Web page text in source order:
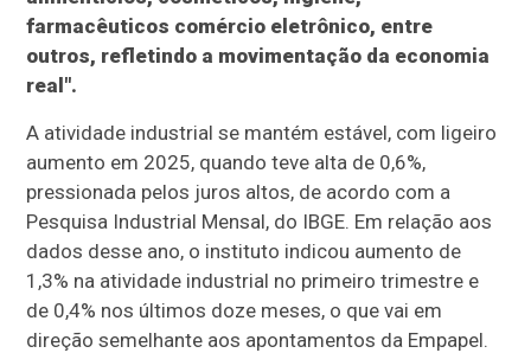
farmacêuticos comércio eletrônico, entre
outros, refletindo a movimentação da economia
real".
A atividade industrial se mantém estável, com ligeiro
aumento em 2025, quando teve alta de 0,6%,
pressionada pelos juros altos, de acordo com a
Pesquisa Industrial Mensal, do IBGE. Em relação aos
dados desse ano, o instituto indicou aumento de
1,3% na atividade industrial no primeiro trimestre e
de 0,4% nos últimos doze meses, o que vai em
direção semelhante aos apontamentos da Empapel.